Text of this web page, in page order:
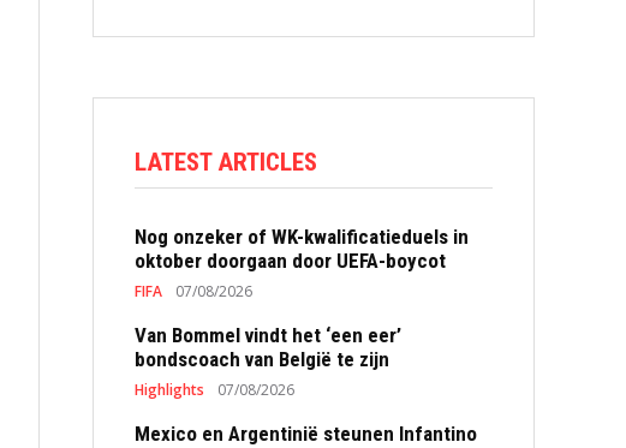
LATEST ARTICLES
Nog onzeker of WK-kwalificatieduels in
oktober doorgaan door UEFA-boycot
FIFA 07/08/2026
Van Bommel vindt het ‘een eer’
bondscoach van België te zijn
Highlights 07/08/2026
Mexico en Argentinië steunen Infantino